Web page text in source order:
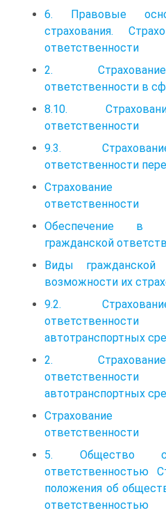
6. Правовые
страхования.
ответственности
2.
ответственности в
8.10.
ответственности
9.3.
ответственности
Страхование
ответственности
Обеспечение в
гражданской
Виды гражданской
возможности их
9.2.
автотранспортных
2.
автотранспортных
Страхование
ответственности
5. Общество с
ответственностью
положения об
ответственностью